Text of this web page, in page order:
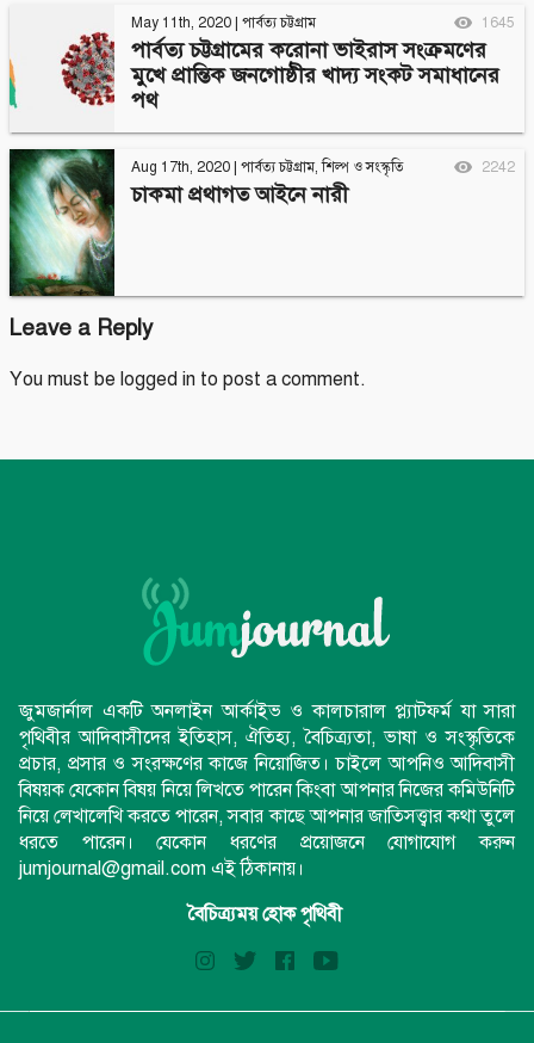
May 11th, 2020 পার্বত্য চট্টগ্রাম 1645
পার্বত্য চট্টগ্রামের করোনা ভাইরাস সংক্রমণের
মুখে প্রান্তিক জনগোষ্ঠীর খাদ্য সংকট সমাধানের
পথ
Aug 17th, 2020 পার্বত্য চট্টগ্রাম,শিল্প ও সংস্কৃতি 2242
চাকমা প্রথাগত আইনে নারী
Leave a Reply
You must be logged in to post a comment.
জুমজার্নাল একটি অনলাইন আর্কাইভ ও কালচারাল প্ল্যাটফর্ম যা সারা
পৃথিবীর আদিবাসীদের ইতিহাস, ঐতিহ্য, বৈচিত্র্যতা, ভাষা ও সংস্কৃতিকে
প্রচার, প্রসার ও সংরক্ষণের কাজে নিয়োজিত। চাইলে আপনিও আদিবাসী
বিষয়ক যেকোন বিষয় নিয়ে লিখতে পারেন কিংবা আপনার নিজের কমিউনিটি
নিয়ে লেখালেখি করতে পারেন, সবার কাছে আপনার জাতিসত্ত্বার কথা তুলে
ধরতে পারেন। যেকোন ধরণের প্রয়োজনে যোগাযোগ করুন
jumjournal@gmail.com এই ঠিকানায়।
বৈচিত্র্যময় হোক পৃথিবী